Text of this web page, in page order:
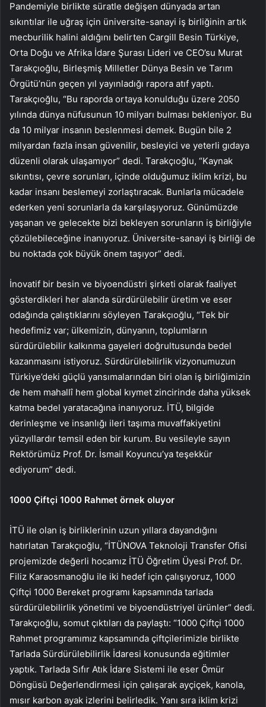
Pandemiyle birlikte süratle değişen dünyada artan
sıkıntılar ile uğraş için üniversite-sanayi iş birliğinin artık
mecburilik halini aldığını belirten Cargill Besin Türkiye,
Orta Doğu ve Afrika İdare Şurası Lideri ve CEO’su Murat
Tarakçıoğlu, Birleşmiş Milletler Dünya Besin ve Tarım
Örgütü’nün geçen yıl yayınladığı rapora atıf yaptı.
Tarakçıoğlu, “Bu raporda ortaya konulduğu üzere 2050
yılında dünya nüfusunun 10 milyarı bulması bekleniyor. Bu
da 10 milyar insanın beslenmesi demek. Bugün bile 2
milyardan fazla insan güvenilir, besleyici ve yeterli gıdaya
düzenli olarak ulaşamıyor” dedi. Tarakçıoğlu, “Kaynak
sıkıntısı, çevre sorunları, içinde olduğumuz iklim krizi, bu
kadar insanı beslemeyi zorlaştıracak. Bunlarla mücadele
ederken yeni sorunlarla da karşılaşıyoruz. Günümüzde
yaşanan ve gelecekte bizi bekleyen sorunların iş birliğiyle
çözülebileceğine inanıyoruz. Üniversite-sanayi iş birliği de
bu noktada çok büyük önem taşıyor” dedi.
İnovatif bir besin ve biyoendüstri şirketi olarak faaliyet
gösterdikleri her alanda sürdürülebilir üretim ve eser
odağında çalıştıklarını söyleyen Tarakçıoğlu, “Tek bir
hedefimiz var; ülkemizin, dünyanın, toplumların
sürdürülebilir kalkınma gayeleri doğrultusunda bedel
kazanmasını istiyoruz. Sürdürülebilirlik vizyonumuzun
Türkiye’deki güçlü yansımalarından biri olan iş birliğimizin
de hem mahallî hem global kıymet zincirinde daha yüksek
katma bedel yaratacağına inanıyoruz. İTÜ, bilgide
derinleşme ve insanlığı ileri taşıma muvaffakiyetini
yüzyıllardır temsil eden bir kurum. Bu vesileyle sayın
Rektörümüz Prof. Dr. İsmail Koyuncu’ya teşekkür
ediyorum” dedi.
1000 Çiftçi 1000 Rahmet örnek oluyor
İTÜ ile olan iş birliklerinin uzun yıllara dayandığını
hatırlatan Tarakçıoğlu, “İTÜNOVA Teknoloji Transfer Ofisi
projemizde değerli hocamız İTÜ Öğretim Üyesi Prof. Dr.
Filiz Karaosmanoğlu ile iki hedef için çalışıyoruz, 1000
Çiftçi 1000 Bereket programı kapsamında tarlada
sürdürülebilirlik yönetimi ve biyoendüstriyel ürünler” dedi.
Tarakçıoğlu, somut çıktıları da paylaştı: “1000 Çiftçi 1000
Rahmet programımız kapsamında çiftçilerimizle birlikte
Tarlada Sürdürülebilirlik İdaresi konusunda eğitimler
yaptık. Tarlada Sıfır Atık İdare Sistemi ile eser Ömür
Döngüsü Değerlendirmesi için çalışarak ayçiçek, kanola,
mısır karbon ayak izlerini belirledik. Yanı sıra iklim krizi